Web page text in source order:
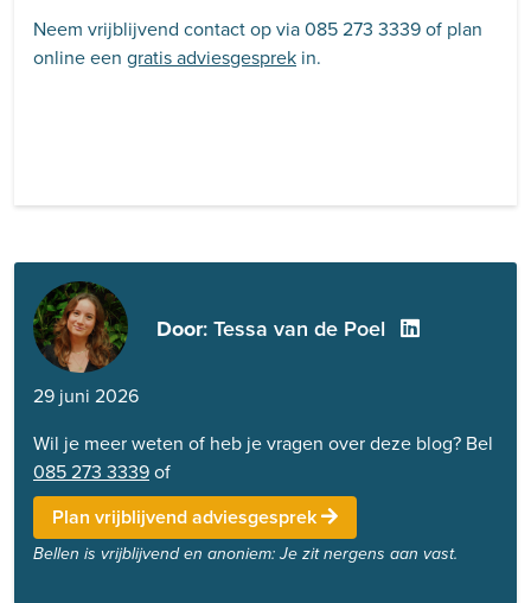
Neem vrijblijvend contact op via 085 273 3339 of plan
online een gratis adviesgesprek in.
Door: Tessa van de Poel
29 juni 2026
Wil je meer weten of heb je vragen over deze blog? Bel
085 273 3339of
Plan vrijblijvend adviesgesprek
Bellen is vrijblijvend en anoniem: Je zit nergens aan vast.